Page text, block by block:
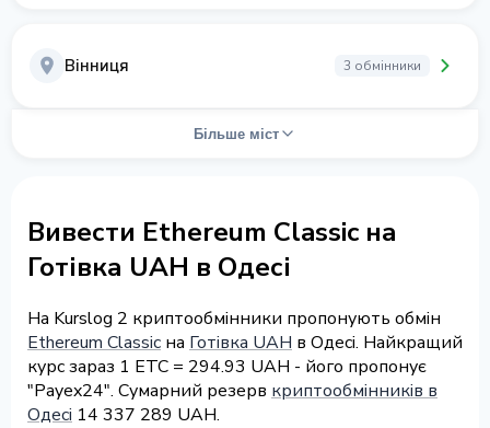
Вінниця 3 обмінники
Більше міст
Вивести Ethereum Classic на
Готівка UAH в Одесі
На Kurslog 2 криптообмінники пропонують обмін
Ethereum Classic на Готівка UAH в Одесі. Найкращий
курс зараз 1 ETC = 294.93 UAH - його пропонує
"Payex24". Сумарний резерв криптообмінників в
Одесі 14 337 289 UAH.